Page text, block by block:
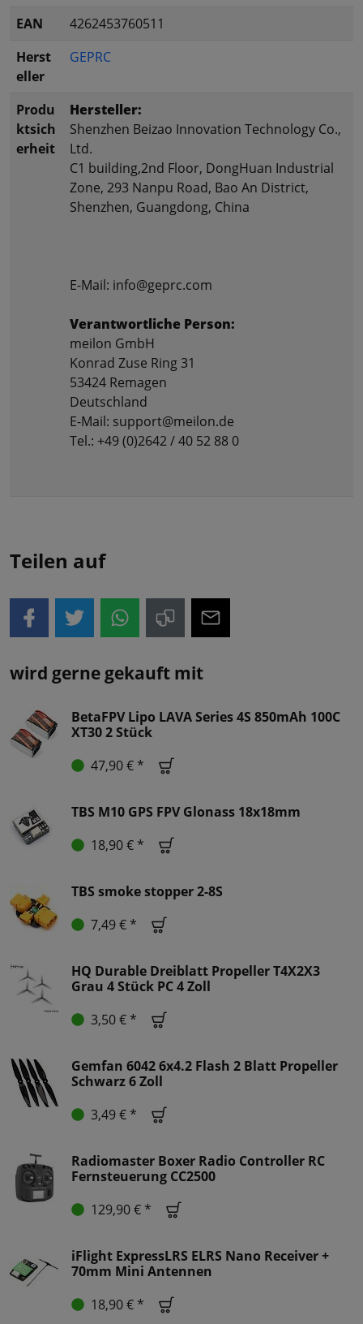
EAN
4262453760511
Herst
eller
GEPRC
Produ
ktsich
erheit
Hersteller:
Shenzhen Beizao Innovation Technology Co.,
Ltd.
C1 building,2nd Floor, DongHuan Industrial
Zone, 293 Nanpu Road, Bao An District,
Shenzhen, Guangdong, China
E-Mail: info@geprc.com
Verantwortliche Person:
meilon GmbH
Konrad Zuse Ring 31
53424 Remagen
Deutschland
E-Mail: support@meilon.de
Tel.: +49 (0)2642 / 40 52 88 0
Teilen auf
wird gerne gekauft mit
BetaFPV Lipo LAVA Series 4S 850mAh 100C
XT30 2 Stück
47,90 € *
TBS M10 GPS FPV Glonass 18x18mm
18,90 € *
TBS smoke stopper 2-8S
7,49 € *
HQ Durable Dreiblatt Propeller T4X2X3
Grau 4 Stück PC 4 Zoll
3,50 € *
Gemfan 6042 6x4.2 Flash 2 Blatt Propeller
Schwarz 6 Zoll
3,49 € *
Radiomaster Boxer Radio Controller RC
Fernsteuerung CC2500
129,90 € *
iFlight ExpressLRS ELRS Nano Receiver +
70mm Mini Antennen
18,90 € *